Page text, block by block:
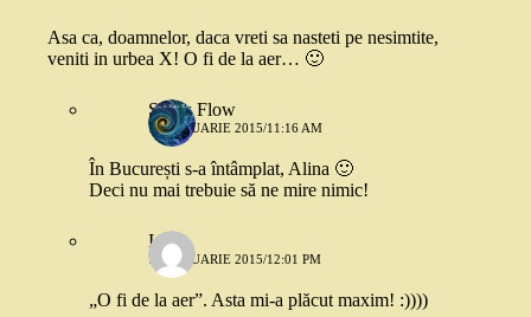
Asa ca, doamnelor, daca vreti sa nasteti pe nesimtite,
veniti in urbea X! O fi de la aer… 🙂
Snow Flow
7 FEBRUARIE 2015/11:16 AM
În București s-a întâmplat, Alina 🙂
Deci nu mai trebuie să ne mire nimic!
Ioana
7 FEBRUARIE 2015/12:01 PM
„O fi de la aer”. Asta mi-a plăcut maxim! :))))